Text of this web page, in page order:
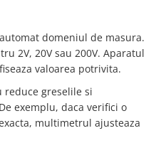
domeniul de masura.
2V, 20V sau 200V. Aparatul
valoarea potrivita.
reduce greselile si
exemplu, daca verifici o
multimetrul ajusteaza